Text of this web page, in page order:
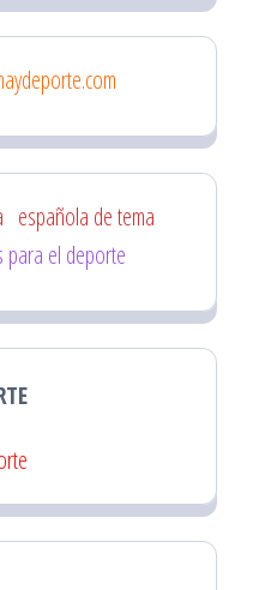
española de tema
para el deporte